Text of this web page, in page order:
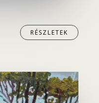
RÉSZLETEK